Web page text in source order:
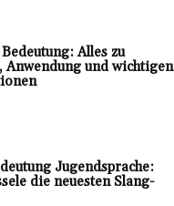
Alles zu
Anwendung und wichtigen
Jugendsprache:
die neuesten Slang-